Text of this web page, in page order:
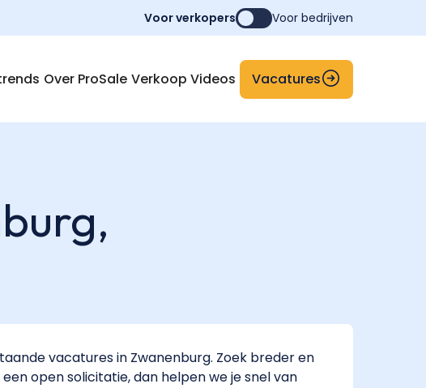
Voor verkopers Voor bedrijven
Over ProSale Verkoop Videos Vacatures
vacatures in Zwanenburg. Zoek breder en
een open solicitatie, dan helpen we je snel van